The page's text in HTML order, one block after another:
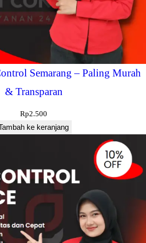
Semarang – Paling Murah
& Transparan
Rp2.500
ke keranjang